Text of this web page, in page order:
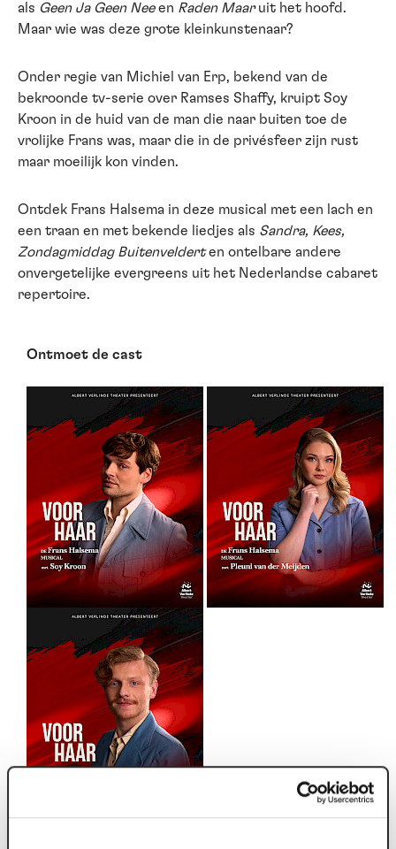
als Geen Ja Geen Neeen Raden Maaruit het hoofd.
Maar wie was deze grote kleinkunstenaar?
Onder regie van Michiel van Erp, bekend van de
bekroonde tv-serie over Ramses Shaffy, kruipt Soy
Kroon in de huid van de man die naar buiten toe de
vrolijke Frans was, maar die in de privésfeer zijn rust
maar moeilijk kon vinden.
Ontdek Frans Halsema in deze musical met een lach en
een traan en met bekende liedjes als Sandra, Kees,
Zondagmiddag Buitenvelderten ontelbare andere
onvergetelijke evergreens uit het Nederlandse cabaret
repertoire.
Ontmoet de cast